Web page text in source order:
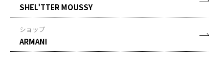
SHEL'TTER MOUSSY
ショップ
ARMANI